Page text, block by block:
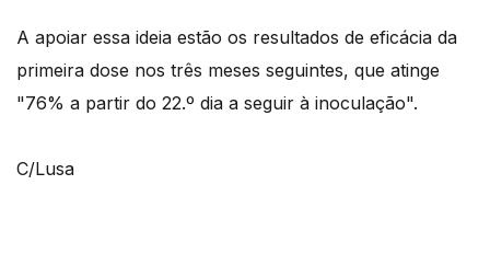
A apoiar essa ideia estão os resultados de eficácia da
primeira dose nos três meses seguintes, que atinge
"76% a partir do 22.º dia a seguir à inoculação".
C/Lusa